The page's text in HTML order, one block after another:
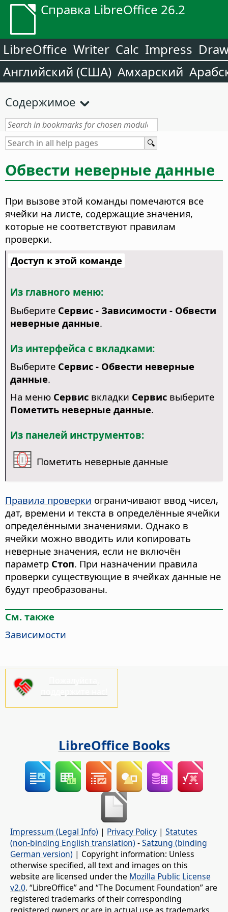
Справка LibreOffice 26.2
LibreOffice Writer Calc Impress
Английский (США) Амхарский
Содержимое
Обвести неверные данные
При вызове этой команды помечаются все
ячейки на листе, содержащие значения,
которые не соответствуют правилам
проверки.
Доступ к этой команде
Из главного меню:
Выберите Сервис - Зависимости - Обвести
неверные данные.
Из интерфейса с вкладками:
Выберите Сервис - Обвести неверные
данные.
На меню Сервисвкладки Сервисвыберите
Пометить неверные данные.
Из панелей инструментов:
Пометить неверные данные
Правила проверки ограничивают ввод чисел,
дат, времени и текста в определённые ячейки
определёнными значениями. Однако в
ячейки можно вводить или копировать
неверные значения, если не включён
параметр Стоп. При назначении правила
проверки существующие в ячейках данные не
будут преобразованы.
См. также
Зависимости
LibreOffice Books
Impressum (Legal Info) | Privacy Policy | Statutes
(non-binding English translation) -Satzung (binding
German version) | Copyright information: Unless
otherwise specified, all text and images on this
website are licensed under the Mozilla Public License
v2.0. “LibreOffice” and “The Document Foundation” are
registered trademarks of their corresponding